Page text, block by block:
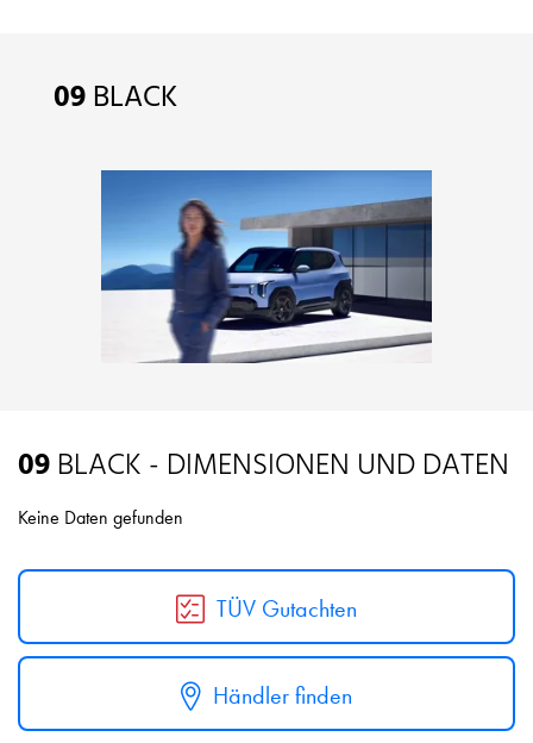
09 BLACK
09 BLACK - DIMENSIONEN UND DATEN
Keine Daten gefunden
TÜV Gutachten
Händler finden